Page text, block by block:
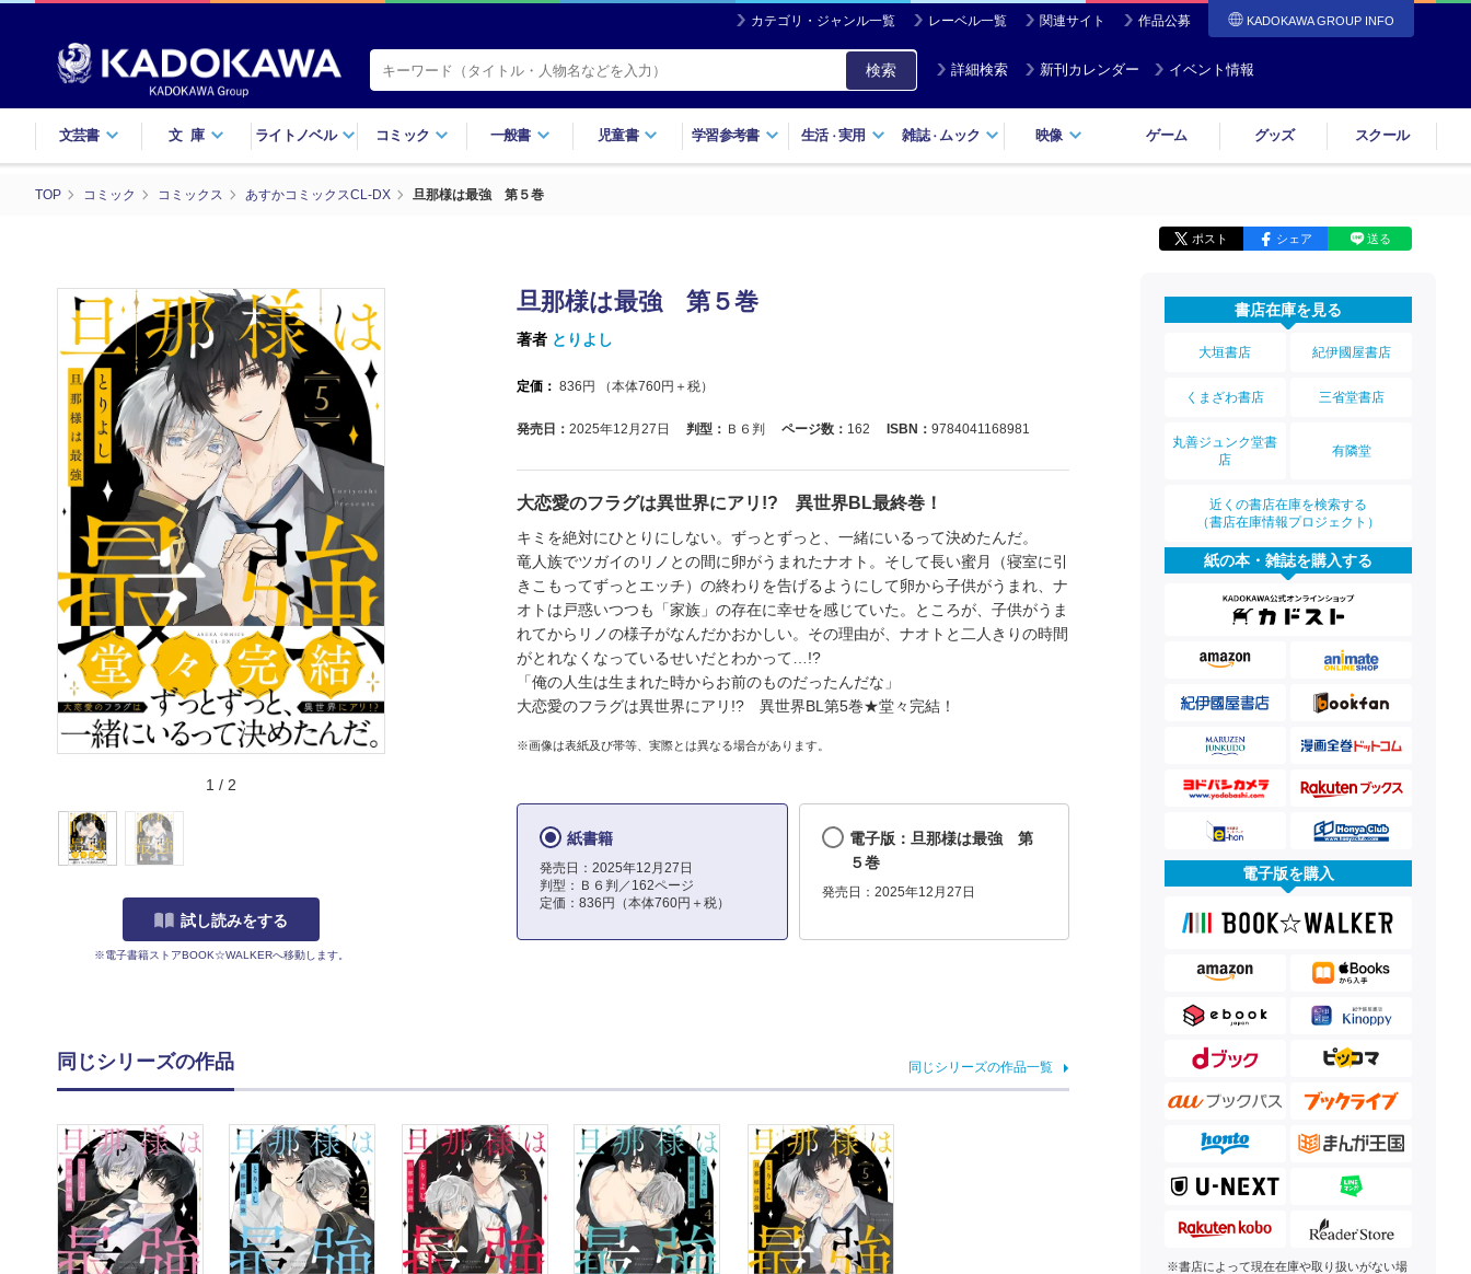
カテゴリ・ジャンル一覧 レーベル一覧 関連サイト 作品公募 KADOKAWA GROUP INFO
検索 詳細検索 新刊カレンダー イベント情報
文芸書 文庫 ライトノベル コミック 一般書 児童書 学習参考書 生活・実用 雑誌・ ムック 映像 ゲーム グッズ スクール
TOP コミック コミックス あすかコミックスCL-DX 旦那様は最強 第５巻
ポスト シェア 送る
1 / 2
試し読みをする
※電子書籍ストアBOOK☆WALKERへ移動します。
旦那様は最強 第５巻
著者 とりよし
定価： 836 円 （本体760円＋税）
発売日： 2025年12月27日 判型： Ｂ６判 ページ数： 162 ISBN： 9784041168981
大恋愛のフラグは異世界にアリ!? 異世界BL最終巻！
キミを絶対にひとりにしない。ずっとずっと、一緒にいるって決めたんだ。
竜人族でツガイのリノとの間に卵がうまれたナオト。そして長い蜜月（寝室に引
きこもってずっとエッチ）の終わりを告げるようにして卵から子供がうまれ、ナ
オトは戸惑いつつも「家族」の存在に幸せを感じていた。ところが、子供がうま
れてからリノの様子がなんだかおかしい。その理由が、ナオトと二人きりの時間
がとれなくなっているせいだとわかって…!?
「俺の人生は生まれた時からお前のものだったんだな」
大恋愛のフラグは異世界にアリ!? 異世界BL第5巻★堂々完結！
※画像は表紙及び帯等、実際とは異なる場合があります。
紙書籍
発売日：2025年12月27日
判型：Ｂ６判／162ページ
定価：836円（本体760円＋税）
電子版：旦那様は最強 第
５巻
発売日：2025年12月27日
同じシリーズの作品 同じシリーズの作品一覧
書店在庫を見る
大垣書店 紀伊國屋書店
くまざわ書店 三省堂書店
丸善ジュンク堂書
店
有隣堂
近くの書店在庫を検索する
（書店在庫情報プロジェクト）
紙の本・雑誌を購入する
電子版を購入
※書店によって現在在庫や取り扱いがない場